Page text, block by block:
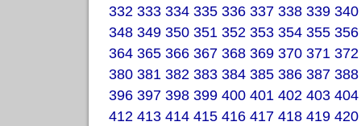
332 333 334 335 336 337 338 339 340
348 349 350 351 352 353 354 355 356
364 365 366 367 368 369 370 371 372
380 381 382 383 384 385 386 387 388
396 397 398 399 400 401 402 403 404
412 413 414 415 416 417 418 419 420